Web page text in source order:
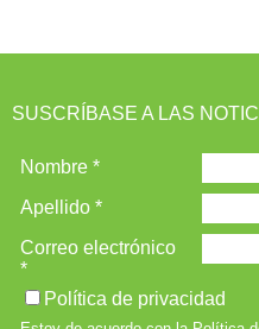
SUSCRÍBASE A LAS